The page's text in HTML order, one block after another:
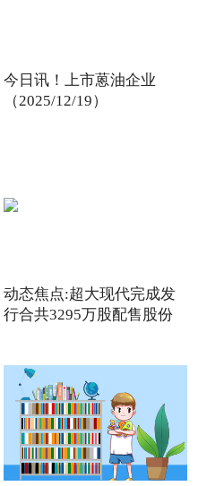
今日讯！上市蒽油企业
（2025/12/19）
动态焦点:超大现代完成发
行合共3295万股配售股份